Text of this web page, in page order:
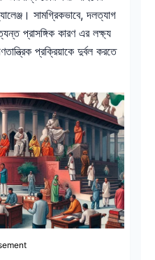
সামগ্রিকভাবে, দলত্যাগ
প্রাসঙ্গিক কারণ এর লক্ষ্য
প্রক্রিয়াকে দুর্বল করতে